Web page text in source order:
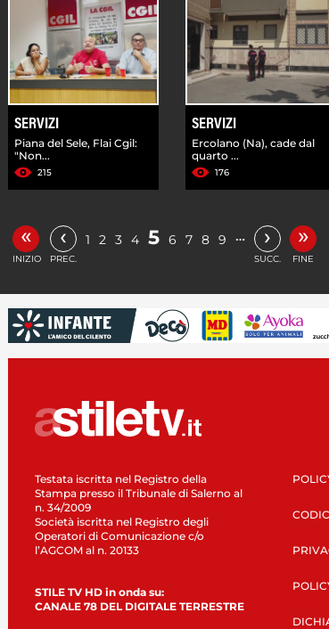
SERVIZI
Piana del Sele, Flai Cgil:
"Non...
215
SERVIZI
Ercolano (Na), cade dal
quarto ...
176
«
INIZIO
‹
PREC.
1 2 3 4 5 6 7 8 9 … ›
SUCC.
»
FINE
Testata iscritta nel Registro della
Stampa presso il Tribunale di Salerno al
n. 34/2009
Società iscritta nel Registro degli
Operatori di Comunicazione c/o
l’AGCOM al n. 20133
STILE TV HD in onda su:
CANALE 78 DEL DIGITALE TERRESTRE